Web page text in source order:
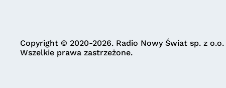
Copyright © 2020-2026. Radio Nowy Świat sp. z o.o.
Wszelkie prawa zastrzeżone.